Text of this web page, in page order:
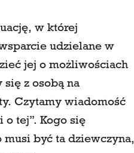
w której
udzielane w
jej o możliwościach
z osobą na
Czytamy wiadomość
o tej”. Kogo się
być ta dziewczyna,